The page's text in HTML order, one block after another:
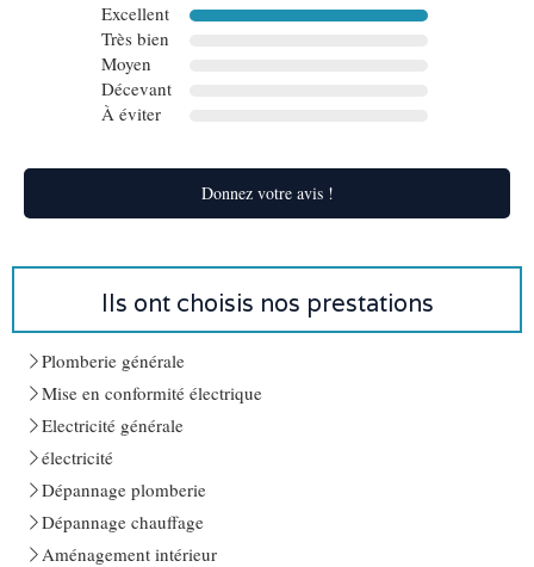
Excellent
Très bien
Moyen
Décevant
À éviter
Donnez votre avis !
Ils ont choisis nos prestations
Plomberie générale
Mise en conformité électrique
Electricité générale
électricité
Dépannage plomberie
Dépannage chauffage
Aménagement intérieur